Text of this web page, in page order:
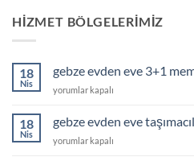
HIZMET BÖLGELERIMIZ
18
Nis
gebze evden eve 3+1
gebze
3+1
memnuniyet
yorumlar kapalı
18
Nis
gebze evden eve
gebze
yorumlar kapalı